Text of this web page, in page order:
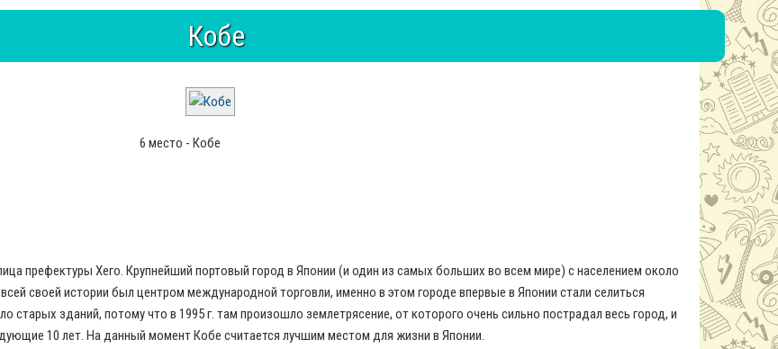
Кобе
6 место - Кобе
префектуры Хего. Крупнейший портовый город в Японии (и один из самых больших во всем мире) с населением около
своей истории был центром международной торговли, именно в этом городе впервые в Японии стали селиться
старых зданий, потому что в 1995 г. там произошло землетрясение, от которого очень сильно пострадал весь город, и
10 лет. На данный момент Кобе считается лучшим местом для жизни в Японии.